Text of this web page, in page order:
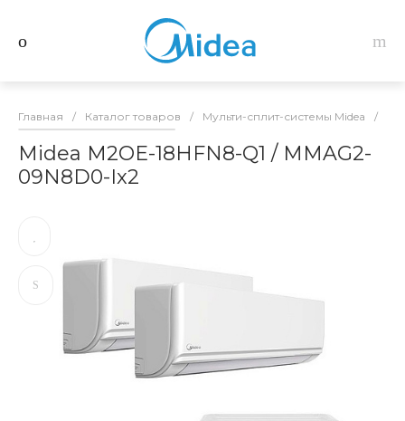
Главная / Каталог товаров / Мульти-сплит-системы Midea /
Midea M2OE-18HFN8-Q1 / MMAG2-
09N8D0-Ix2